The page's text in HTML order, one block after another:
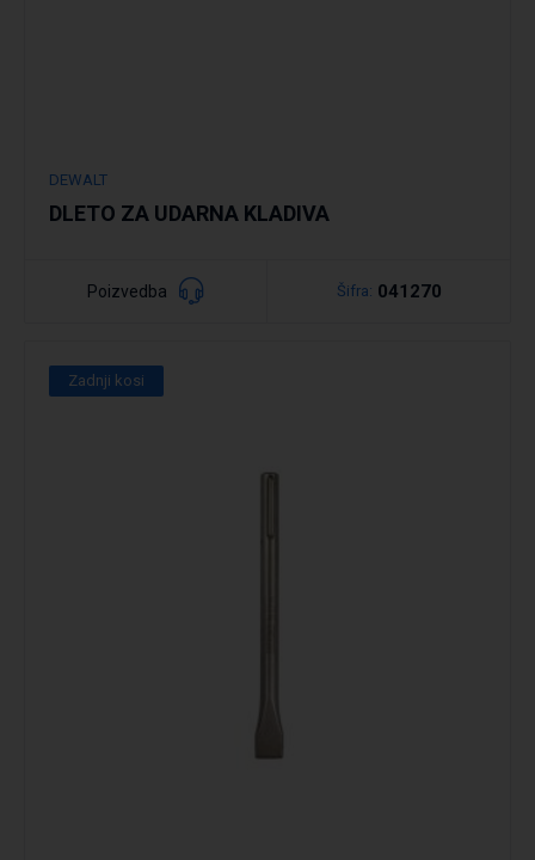
DEWALT
DLETO ZA UDARNA KLADIVA
Poizvedba Šifra: 041270
Zadnji kosi